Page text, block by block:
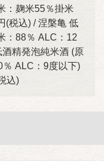
：麹米55％掛米
(税込) / 涅槃亀 低
：88％ ALC：12
精発泡純米酒 (原
ALC：9度以下)
込)